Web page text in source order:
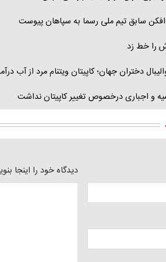
سابق تیم ملی رسما به سپاهان پیوست
دختران جهان؛ کاپیتان ویتنام مرد از آب
و اجباری درخصوص تغییر کاپیتان نداشت
دیدگاه خود را اینجا